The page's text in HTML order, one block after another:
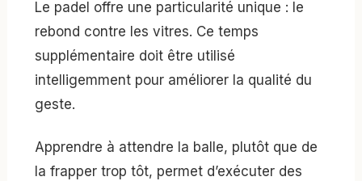
Le padel offre une particularité unique : le
rebond contre les vitres. Ce temps
supplémentaire doit être utilisé
intelligemment pour améliorer la qualité du
geste.
Apprendre à attendre la balle, plutôt que de
la frapper trop tôt, permet d’exécuter des